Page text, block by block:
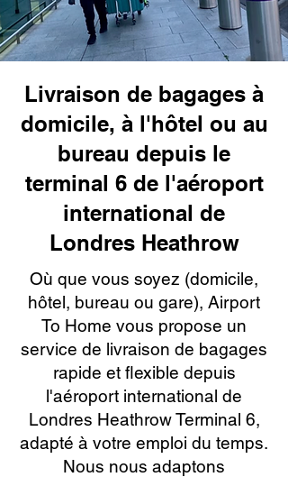
Livraison de bagages à
domicile, à l'hôtel ou au
bureau depuis le
terminal 6 de l'aéroport
international de
Londres Heathrow
Où que vous soyez (domicile,
hôtel, bureau ou gare), Airport
To Home vous propose un
service de livraison de bagages
rapide et flexible depuis
l'aéroport international de
Londres Heathrow Terminal 6,
adapté à votre emploi du temps.
Nous nous adaptons